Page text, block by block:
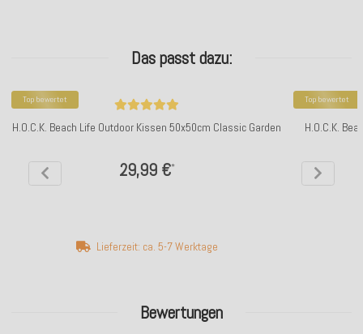
Bewertungen
Das passt dazu:
Top bewertet
H.O.C.K. Beach Life Outdoor Kissen 50x50cm Classic Garden
29,99 €*
Lieferzeit: ca. 5-7 Werktage
Top bewertet
H.O.C.K.